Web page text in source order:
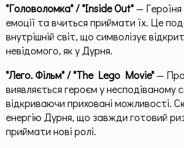
"Головоломка" / "Inside Out" —
емоції та вчиться приймати їх. Це
внутрішній світ, що символізує
невідомого, як у Дурня.
"Лего. Фільм" / "The Lego Movie" —
виявляється героєм у несподіваному
відкриваючи приховані можливості.
енергію Дурня, що завжди готовий
приймати нові ролі.